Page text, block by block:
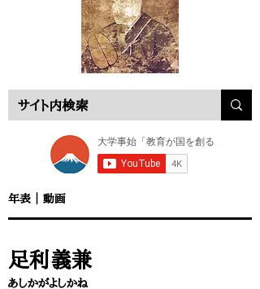
年表 ｜ 動画
足利義兼
あしかがよしかね